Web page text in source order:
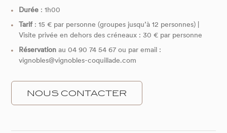
Durée : 1h00
Tarif: 15 € par personne (groupes jusqu’à 12 personnes) |
Visite privée en dehors des créneaux : 30 € par personne
Réservationau 04 90 74 54 67 ou par email :
vignobles@vignobles-coquillade.com
NOUS CONTACTER